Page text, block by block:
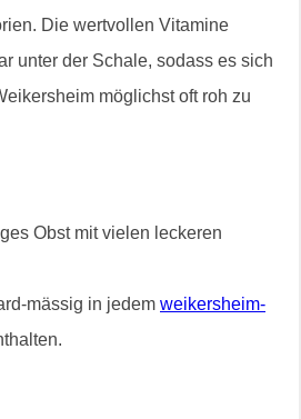
Die wertvollen Vitamine
unter der Schale, sodass es sich
möglichst oft roh zu
Obst mit vielen leckeren
mässig in jedem weikersheim-